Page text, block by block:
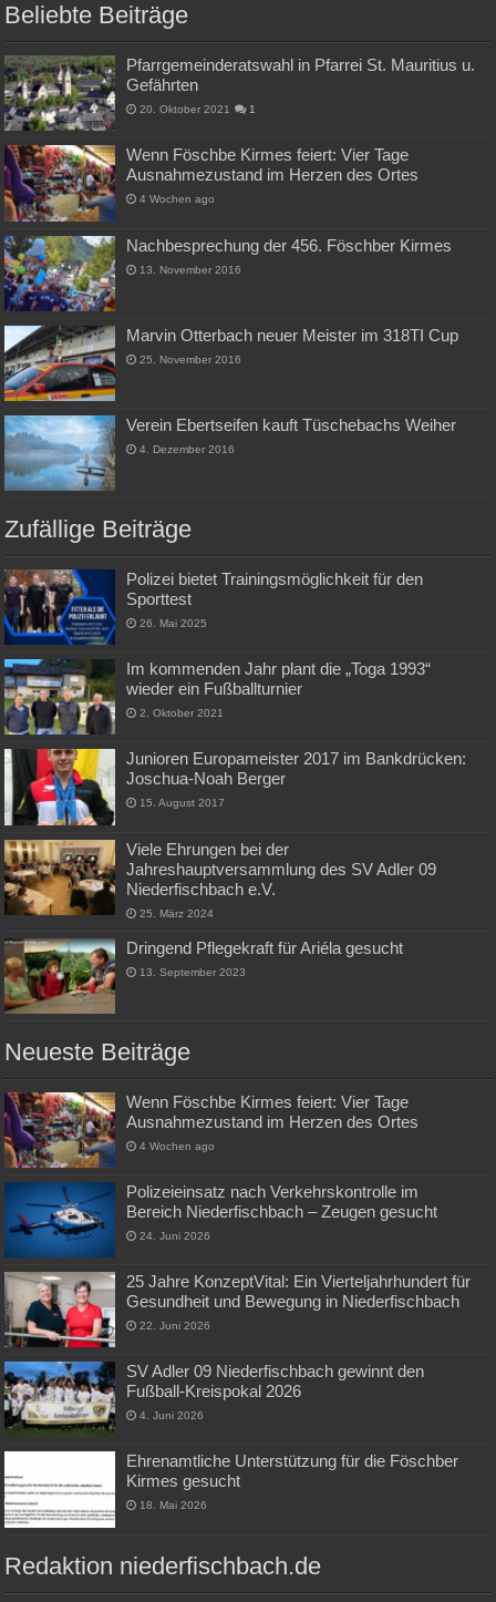
Beliebte Beiträge
Pfarrgemeinderatswahl in Pfarrei St. Mauritius u.
Gefährten
20. Oktober 2021 1
Wenn Föschbe Kirmes feiert: Vier Tage
Ausnahmezustand im Herzen des Ortes
4 Wochen ago
Nachbesprechung der 456. Föschber Kirmes
13. November 2016
Marvin Otterbach neuer Meister im 318TI Cup
25. November 2016
Verein Ebertseifen kauft Tüschebachs Weiher
4. Dezember 2016
Zufällige Beiträge
Polizei bietet Trainingsmöglichkeit für den
Sporttest
26. Mai 2025
Im kommenden Jahr plant die „Toga 1993“
wieder ein Fußballturnier
2. Oktober 2021
Junioren Europameister 2017 im Bankdrücken:
Joschua-Noah Berger
15. August 2017
Viele Ehrungen bei der
Jahreshauptversammlung des SV Adler 09
Niederfischbach e.V.
25. März 2024
Dringend Pflegekraft für Ariéla gesucht
13. September 2023
Neueste Beiträge
Wenn Föschbe Kirmes feiert: Vier Tage
Ausnahmezustand im Herzen des Ortes
4 Wochen ago
Polizeieinsatz nach Verkehrskontrolle im
Bereich Niederfischbach – Zeugen gesucht
24. Juni 2026
25 Jahre KonzeptVital: Ein Vierteljahrhundert für
Gesundheit und Bewegung in Niederfischbach
22. Juni 2026
SV Adler 09 Niederfischbach gewinnt den
Fußball-Kreispokal 2026
4. Juni 2026
Ehrenamtliche Unterstützung für die Föschber
Kirmes gesucht
18. Mai 2026
Redaktion niederfischbach.de